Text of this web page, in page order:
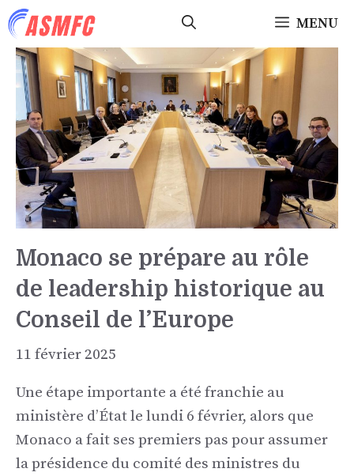
Aller
au
contenu
MENU
Monaco se prépare au rôle
de leadership historique au
Conseil de l’Europe
11 février 2025
Une étape importante a été franchie au
ministère d’État le lundi 6 février, alors que
Monaco a fait ses premiers pas pour assumer
la présidence du comité des ministres du